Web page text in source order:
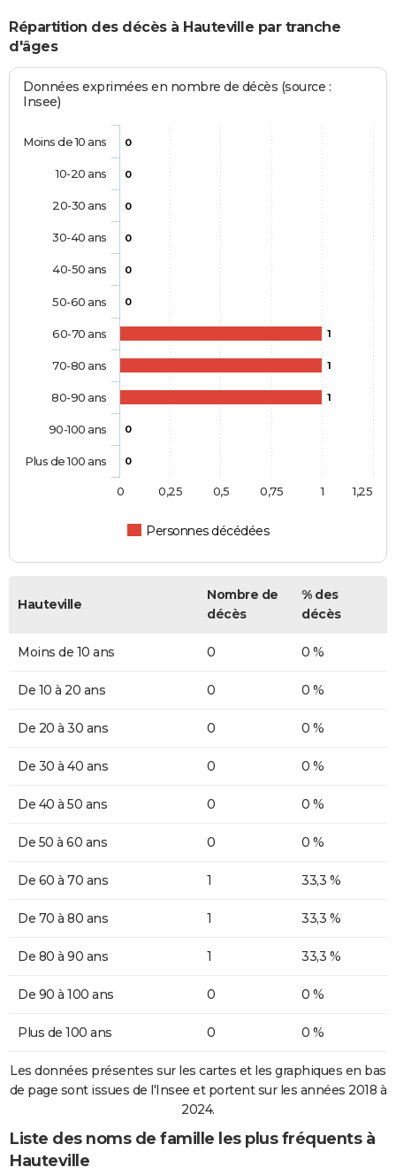
Répartition des décès à Hauteville par tranche
d'âges
Données exprimées en nombre de décès (source :
Insee)
0
0
0
0
0
0
1
1
1
0
0
Personnes décédées
Moins de 10 ans
10-20 ans
20-30 ans
30-40 ans
40-50 ans
50-60 ans
60-70 ans
70-80 ans
80-90 ans
90-100 ans
Plus de 100 ans
0 1
0,25 0,5 0,75 1,25
Hauteville
Nombre de
décès
% des
décès
Moins de 10 ans 0 0 %
De 10 à 20 ans 0 0 %
De 20 à 30 ans 0 0 %
De 30 à 40 ans 0 0 %
De 40 à 50 ans 0 0 %
De 50 à 60 ans 0 0 %
De 60 à 70 ans 1 33,3 %
De 70 à 80 ans 1 33,3 %
De 80 à 90 ans 1 33,3 %
De 90 à 100 ans 0 0 %
Plus de 100 ans 0 0 %
Les données présentes sur les cartes et les graphiques en bas
de page sont issues de l'Insee et portent sur les années 2018 à
2024.
Liste des noms de famille les plus fréquents à
Hauteville